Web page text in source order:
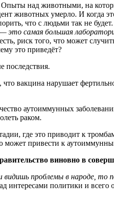
над животными, на
животных умерло. И когда
что с людьми так не
это самая большая
риск того, что может
это приведёт?
последствия.
что вакцина нарушает
аутоиммунных
раком.
где это приводит к
может привести к
виновно в
видишь проблемы в народе, то
интересами политики и всего